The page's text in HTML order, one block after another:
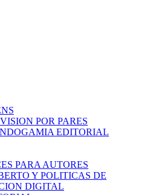
POR PARES
EDITORIAL
PARA AUTORES
Y POLITICAS DE
DIGITAL